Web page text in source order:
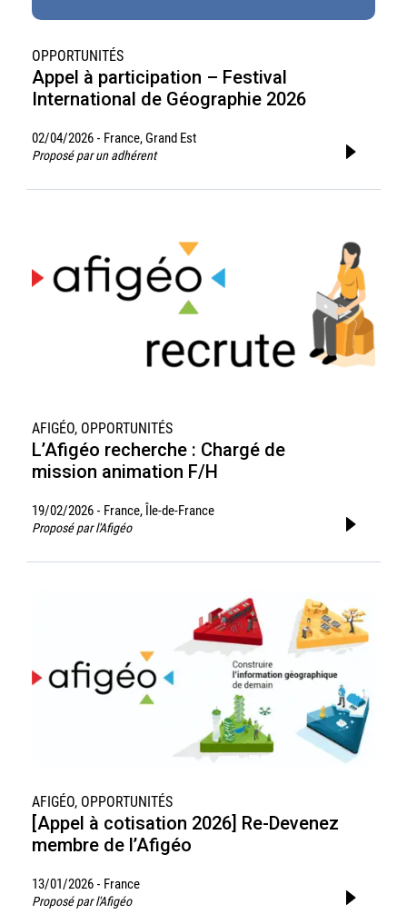
OPPORTUNITÉS
Appel à participation – Festival
International de Géographie 2026
02/04/2026 - France, Grand Est
Proposé par un adhérent
AFIGÉO, OPPORTUNITÉS
L’Afigéo recherche : Chargé de
mission animation F/H
19/02/2026 - France, Île-de-France
Proposé par l'Afigéo
AFIGÉO, OPPORTUNITÉS
[Appel à cotisation 2026] Re-Devenez
membre de l’Afigéo
13/01/2026 - France
Proposé par l'Afigéo